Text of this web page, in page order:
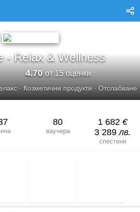
- Relax & Wellness
4.70от 15 оценки
· Козметични продукти · Отслабване
80
ваучера
1 682 €
3 289лв.
спестени